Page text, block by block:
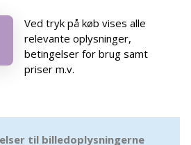
Ved tryk på køb vises alle
relevante oplysninger,
betingelser for brug samt
priser m.v.
til billedoplysningerne